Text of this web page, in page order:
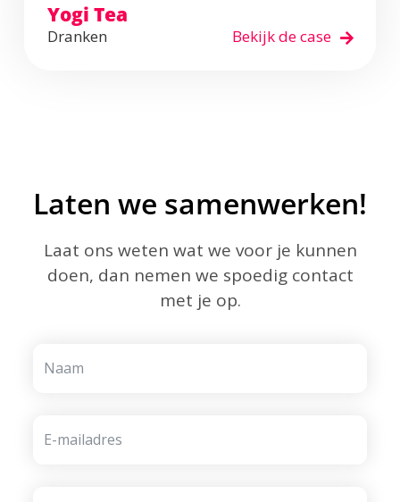
Yogi Tea
Dranken Bekijk de case
Laten we samenwerken!
Laat ons weten wat we voor je kunnen
doen, dan nemen we spoedig contact
met je op.